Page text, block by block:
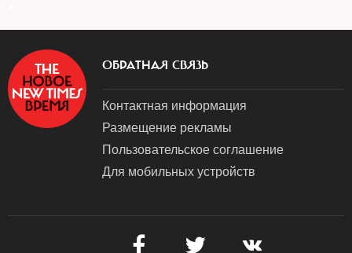
ОБРАТНАЯ СВЯЗЬ
Контактная информация
Размещение рекламы
Пользовательское соглашение
Для мобильных устройств